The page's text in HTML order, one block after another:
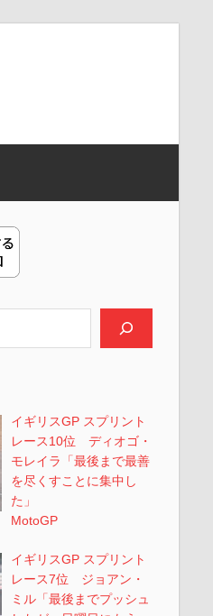
イギリスGP スプリント
レース10位 ディオゴ・
モレイラ「最後まで最善
を尽くすことに集中し
た」
MotoGP
イギリスGP スプリント
レース7位 ジョアン・
ミル「最後までプッシュ